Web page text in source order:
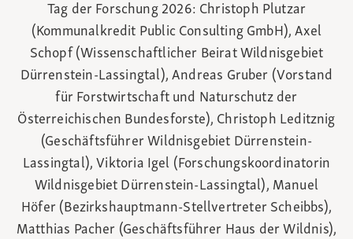
Tag der Forschung 2026: Christoph Plutzar
(Kommunalkredit Public Consulting GmbH), Axel
Schopf (Wissenschaftlicher Beirat Wildnisgebiet
Dürrenstein-Lassingtal), Andreas Gruber (Vorstand
für Forstwirtschaft und Naturschutz der
Österreichischen Bundesforste), Christoph Leditznig
(Geschäftsführer Wildnisgebiet Dürrenstein-
Lassingtal), Viktoria Igel (Forschungskoordinatorin
Wildnisgebiet Dürrenstein-Lassingtal), Manuel
Höfer (Bezirkshauptmann-Stellvertreter Scheibbs),
Matthias Pacher (Geschäftsführer Haus der Wildnis),